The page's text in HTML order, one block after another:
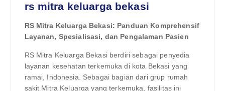
rs mitra keluarga bekasi
RS Mitra Keluarga Bekasi: Panduan Komprehensif
Layanan, Spesialisasi, dan Pengalaman Pasien
RS Mitra Keluarga Bekasi berdiri sebagai penyedia
layanan kesehatan terkemuka di kota Bekasi yang
ramai, Indonesia. Sebagai bagian dari grup rumah
sakit Mitra Keluarga yang terkemuka, fasilitas ini